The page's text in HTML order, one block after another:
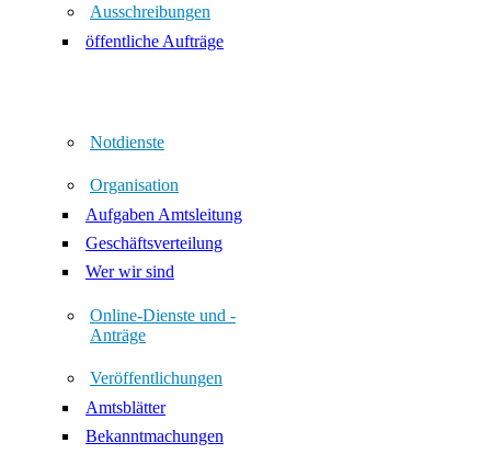
Ausschreibungen
öffentliche Aufträge
Notdienste
Organisation
Aufgaben Amtsleitung
Geschäftsverteilung
Wer wir sind
Online-Dienste und -
Anträge
Veröffentlichungen
Amtsblätter
Bekanntmachungen